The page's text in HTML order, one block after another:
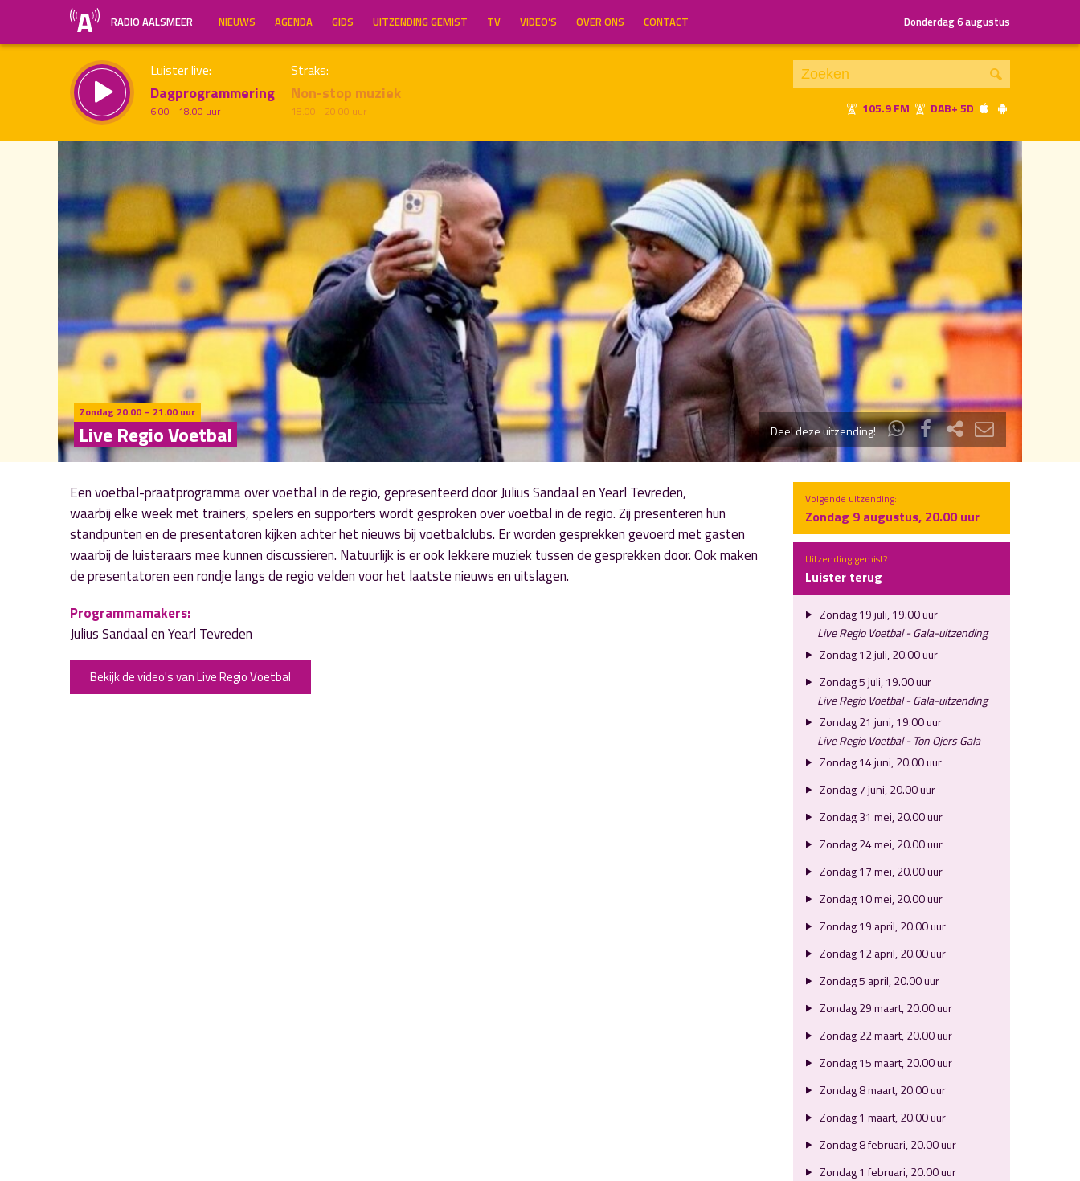
RADIO AALSMEER NIEUWS AGENDA GIDS UITZENDING GEMIST TV VIDEO’S OVER ONS CONTACT Donderdag 6 augustus
Luister live:
Dagprogrammering
6.00 - 18.00 uur
Straks:
Non-stop muziek
18.00 - 20.00 uur 105.9 FM DAB+ 5D
21.00
Je luistert nu naar
«
Volgend uur
Inklappen
Zondag 20.00 – 21.00 uur
Live Regio Voetbal Deel deze uitzending!
Een voetbal-praatprogramma over voetbal in de regio, gepresenteerd door Julius Sandaal en Yearl Tevreden,
waarbij elke week met trainers, spelers en supporters wordt gesproken over voetbal in de regio. Zij presenteren hun
standpunten en de presentatoren kijken achter het nieuws bij voetbalclubs. Er worden gesprekken gevoerd met gasten
waarbij de luisteraars mee kunnen discussiëren. Natuurlijk is er ook lekkere muziek tussen de gesprekken door. Ook maken
de presentatoren een rondje langs de regio velden voor het laatste nieuws en uitslagen.
Programmamakers:
Julius Sandaal en Yearl Tevreden
Bekijk de video's van Live Regio Voetbal
Volgende uitzending:
Zondag 9 augustus, 20.00 uur
Uitzending gemist?
Luister terug
Zondag 19 juli, 19.00 uur
Live Regio Voetbal - Gala-uitzending
Zondag 12 juli, 20.00 uur
Zondag 5 juli, 19.00 uur
Live Regio Voetbal - Gala-uitzending
Zondag 21 juni, 19.00 uur
Live Regio Voetbal - Ton Ojers Gala
Zondag 14 juni, 20.00 uur
Zondag 7 juni, 20.00 uur
Zondag 31 mei, 20.00 uur
Zondag 24 mei, 20.00 uur
Zondag 17 mei, 20.00 uur
Zondag 10 mei, 20.00 uur
Zondag 19 april, 20.00 uur
Zondag 12 april, 20.00 uur
Zondag 5 april, 20.00 uur
Zondag 29 maart, 20.00 uur
Zondag 22 maart, 20.00 uur
Zondag 15 maart, 20.00 uur
Zondag 8 maart, 20.00 uur
Zondag 1 maart, 20.00 uur
Zondag 8 februari, 20.00 uur
Zondag 1 februari, 20.00 uur